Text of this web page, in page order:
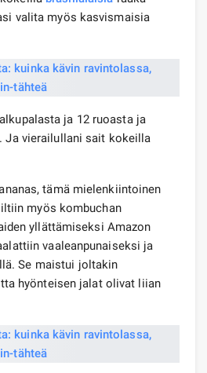
valita myös kasvismaisia
ja 12 ruoasta ja
Ja vierailullani sait kokeilla
tämä mielenkiintoinen
myös kombuchan
yllättämiseksi Amazon
vaaleanpunaiseksi ja
Se maistui joltakin
hyönteisen jalat olivat liian